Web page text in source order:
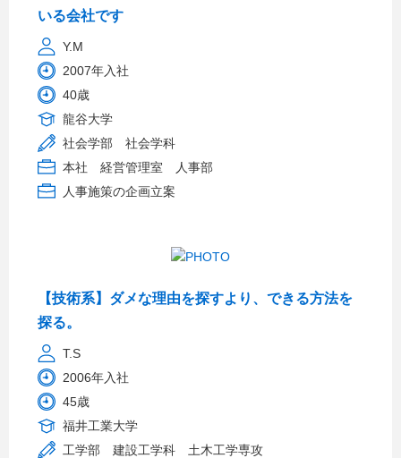
いる会社です
Y.M
2007年入社
40歳
龍谷大学
社会学部 社会学科
本社 経営管理室 人事部
人事施策の企画立案
【技術系】ダメな理由を探すより、できる方法を
探る。
T.S
2006年入社
45歳
福井工業大学
工学部 建設工学科 土木工学専攻